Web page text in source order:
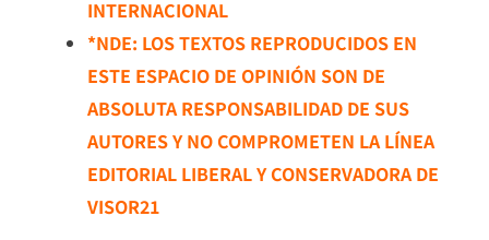
INTERNACIONAL
*NDE: LOS TEXTOS REPRODUCIDOS EN
ESTE ESPACIO DE OPINIÓN SON DE
ABSOLUTA RESPONSABILIDAD DE SUS
AUTORES Y NO COMPROMETEN LA LÍNEA
EDITORIAL LIBERAL Y CONSERVADORA DE
VISOR21